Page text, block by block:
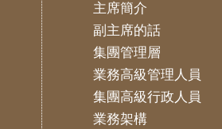
主席簡介
副主席的話
集團管理層
業務高級管理人員
集團高級行政人員
業務架構